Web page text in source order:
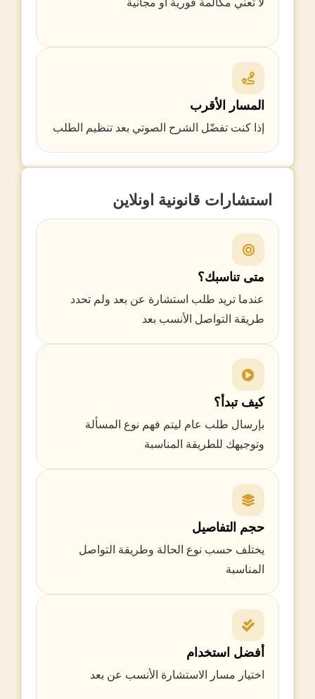
لا تعني مكالمة فورية أو مجانية
المسار الأقرب
إذا كنت تفضّل الشرح الصوتي بعد تنظيم الطلب
استشارات قانونية اونلاين
متى تناسبك؟
عندما تريد طلب استشارة عن بعد ولم تحدد
طريقة التواصل الأنسب بعد
كيف تبدأ؟
بإرسال طلب عام ليتم فهم نوع المسألة
وتوجيهك للطريقة المناسبة
حجم التفاصيل
يختلف حسب نوع الحالة وطريقة التواصل
المناسبة
أفضل استخدام
اختيار مسار الاستشارة الأنسب عن بعد